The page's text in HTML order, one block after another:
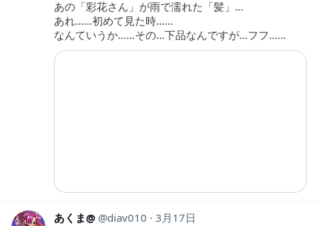
あの「彩花さん」が雨で濡れた「髪」…
あれ……初めて見た時……
なんていうか……その…下品なんですが…フフ……
あくま@ diav010
3月17日